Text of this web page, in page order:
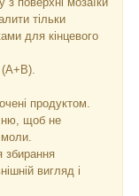
тільки
для кінцевого
продуктом.
щоб не
збирання
вигляд і